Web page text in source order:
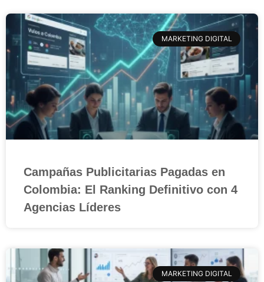
MARKETING DIGITAL
Campañas Publicitarias Pagadas en
Colombia: El Ranking Definitivo con 4
Agencias Líderes
MARKETING DIGITAL